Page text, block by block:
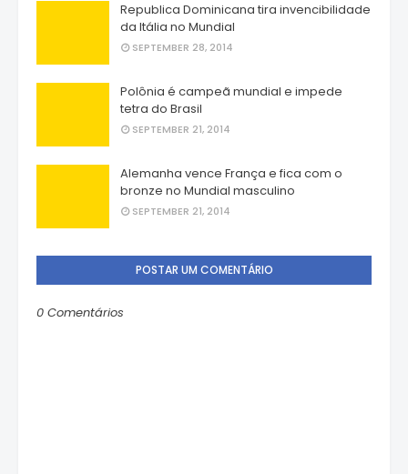
Republica Dominicana tira invencibilidade
da Itália no Mundial
SEPTEMBER 28, 2014
Polônia é campeã mundial e impede
tetra do Brasil
SEPTEMBER 21, 2014
Alemanha vence França e fica com o
bronze no Mundial masculino
SEPTEMBER 21, 2014
POSTAR UM COMENTÁRIO
0 Comentários